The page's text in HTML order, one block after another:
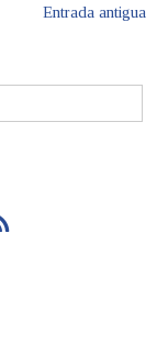
Entrada antigua